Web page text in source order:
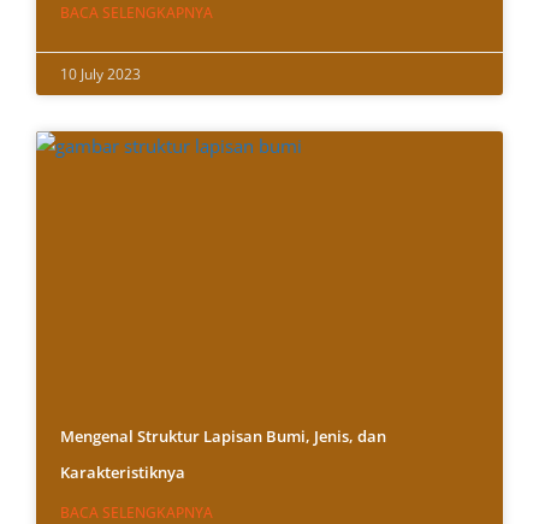
BACA SELENGKAPNYA
10 July 2023
Mengenal Struktur Lapisan Bumi, Jenis, dan
Karakteristiknya
BACA SELENGKAPNYA